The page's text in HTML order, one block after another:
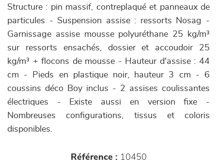
Structure : pin massif, contreplaqué et panneaux de
particules - Suspension assise : ressorts Nosag -
Garnissage assise mousse polyuréthane 25 kg/m³
sur ressorts ensachés, dossier et accoudoir 25
kg/m³ + flocons de mousse - Hauteur d'assise : 44
cm - Pieds en plastique noir, hauteur 3 cm - 6
coussins déco Boy inclus - 2 assises coulissantes
électriques - Existe aussi en version fixe -
Nombreuses configurations, tissus et coloris
disponibles.
Référence : 10450